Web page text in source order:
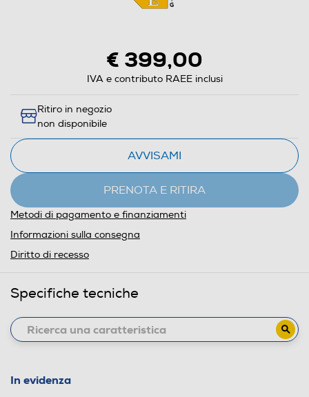
€ 399,00
IVA e contributo RAEE inclusi
Ritiro in negozio
non disponibile
AVVISAMI
PRENOTA E RITIRA
Metodi di pagamento e finanziamenti
Informazioni sulla consegna
Diritto di recesso
Specifiche tecniche
In evidenza